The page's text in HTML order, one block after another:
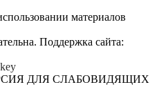
материалов
Поддержка сайта:
ДЛЯ СЛАБОВИДЯЩИХ